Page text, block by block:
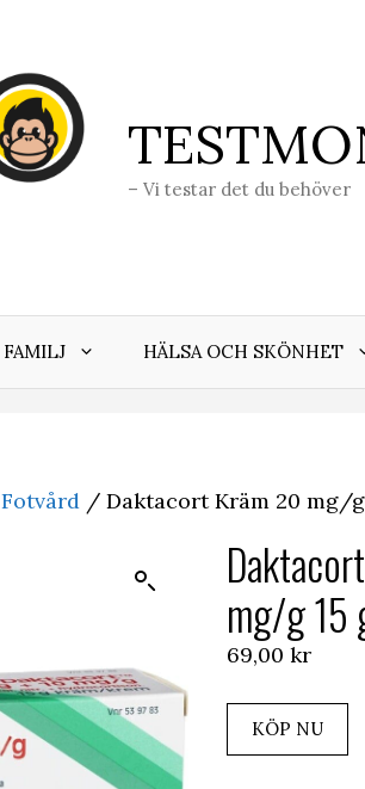
– Vi testar det du behöver
FAMILJ HÄLSA OCH SKÖNHET
Fotvård / Daktacort Kräm 20 mg/g
mg/g 15
69,00 kr
KÖP NU